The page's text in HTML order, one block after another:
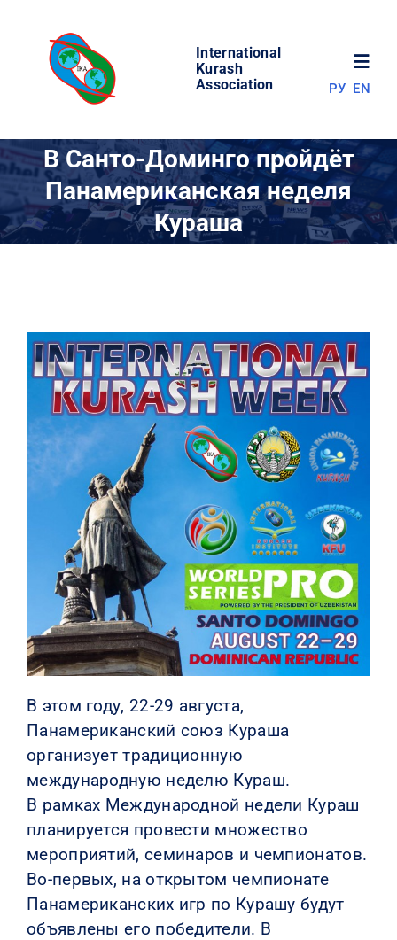
content
International
Kurash
Association
МИР КУРАША
РЕЗУЛЬТАТЫ
КОНТАКТЫ
РУ EN
В Санто-Доминго пройдёт
Панамериканская неделя
Кураша
В этом году, 22-29 августа,
Панамериканский союз Кураша
организует традиционную
международную неделю Кураш.
В рамках Международной недели Кураш
планируется провести множество
мероприятий, семинаров и чемпионатов.
Во-первых, на открытом чемпионате
Панамериканских игр по Курашу будут
объявлены его победители. В